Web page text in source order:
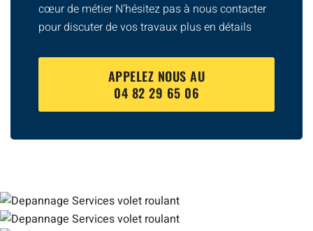
cœur de métier N’hésitez pas à nous contacter
pour discuter de vos travaux plus en détails
APPELEZ NOUS AU
04 82 29 65 06